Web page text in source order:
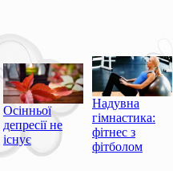
Осінньої
депресії не
існує
Надувна
гімнастика:
фітнес з
фітболом